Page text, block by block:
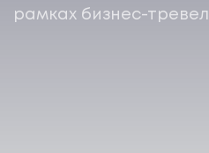
рамках бизнес-тревел